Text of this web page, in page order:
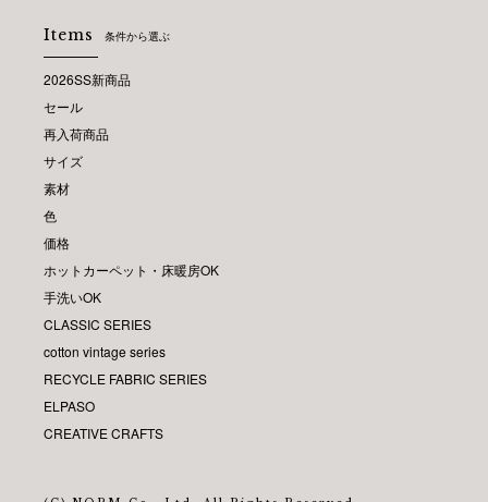
Items 条件から選ぶ
2026SS新商品
セール
再入荷商品
サイズ
素材
色
価格
ホットカーペット・床暖房OK
手洗いOK
CLASSIC SERIES
cotton vintage series
RECYCLE FABRIC SERIES
ELPASO
CREATIVE CRAFTS